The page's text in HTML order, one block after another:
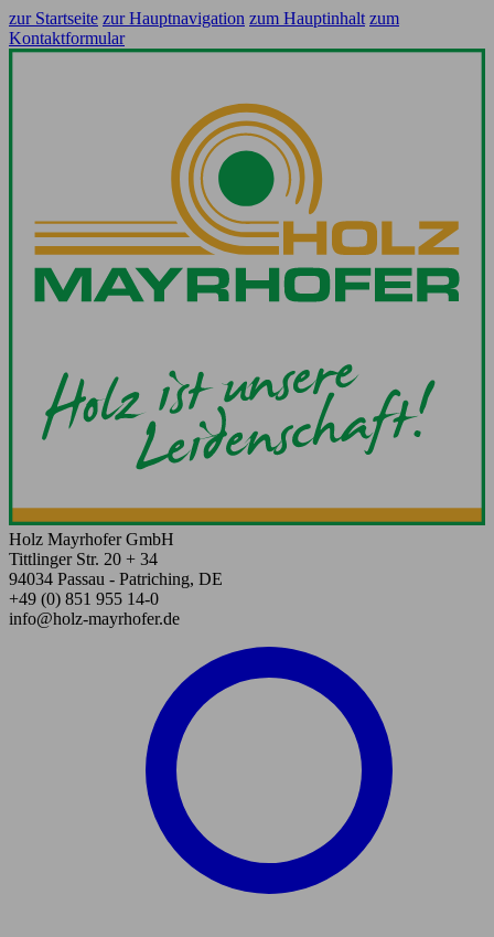
zur Startseite zur Hauptnavigation zum Hauptinhalt zum
Kontaktformular
Holz Mayrhofer GmbH
Tittlinger Str. 20 + 34
94034 Passau - Patriching, DE
+49 (0) 851 955 14-0
info@holz-mayrhofer.de